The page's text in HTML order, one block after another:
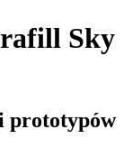
Sky
prototypów